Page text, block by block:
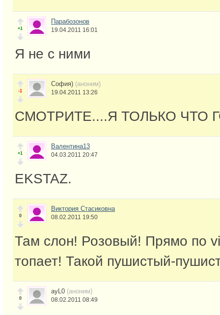
+1
Парабозонов
19.04.2011 16:01
Я не с ними
-1
София) (аноним)
19.04.2011 13:26
СМОТРИТЕ....Я ТОЛЬКО ЧТО
+1
Валентина13
04.03.2011 20:47
EKSTAZ.
0
Виктория Стасиковна
08.02.2011 19:50
Там слон! Розовый! Прямо по
топает! Такой пушистый-
0
ayL0 (аноним)
08.02.2011 08:49